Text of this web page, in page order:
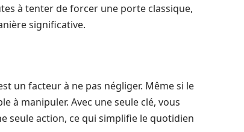
à tenter de forcer une porte classique,
significative.
un facteur à ne pas négliger. Même si le
à manipuler. Avec une seule clé, vous
seule action, ce qui simplifie le quotidien